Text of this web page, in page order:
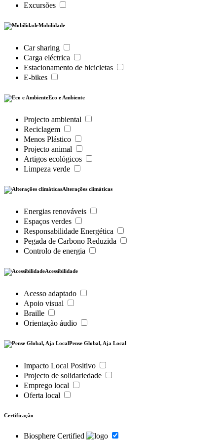
Excursões
Mobilidade
Car sharing
Carga eléctrica
Estacionamento de bicicletas
E-bikes
Eco e Ambiente
Projecto ambiental
Reciclagem
Menos Plástico
Projecto animal
Artigos ecológicos
Limpeza verde
Alterações climáticas
Energias renováveis
Espaços verdes
Responsabilidade Energética
Pegada de Carbono Reduzida
Controlo de energia
Acessibilidade
Acesso adaptado
Apoio visual
Braille
Orientação áudio
Pense Global, Aja Local
Impacto Local Positivo
Projecto de solidariedade
Emprego local
Oferta local
Certificação
Biosphere Certified